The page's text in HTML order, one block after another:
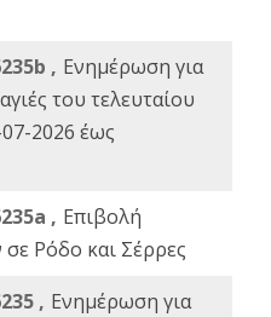
, Ενημέρωση για
του τελευταίου
2026 έως
, Eπιβολή
Ρόδο και Σέρρες
, Ενημέρωση για